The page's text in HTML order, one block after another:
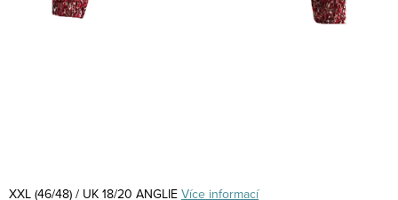
XXL (46/48) / UK 18/20 ANGLIE Více informací